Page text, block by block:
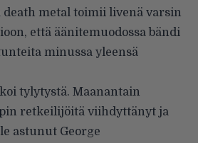
metal toimii livenä varsin
että äänitemuodossa bändi
minussa yleensä
tylytystä. Maanantain
retkeilijöitä viihdyttänyt ja
astunut George